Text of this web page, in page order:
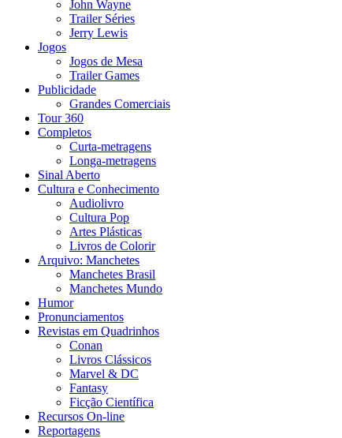
John Wayne
Trailer Séries
Jerry Lewis
Jogos
Jogos de Mesa
Trailer Games
Publicidade
Grandes Comerciais
Tour 360
Completos
Curta-metragens
Longa-metragens
Sinal Aberto
Cultura e Conhecimento
Audiolivro
Cultura Pop
Artes Plásticas
Livros de Colorir
Arquivo: Manchetes
Manchetes Brasil
Manchetes Mundo
Humor
Pronunciamentos
Revistas em Quadrinhos
Conan
Livros Clássicos
Marvel & DC
Fantasy
Ficção Científica
Recursos On-line
Reportagens